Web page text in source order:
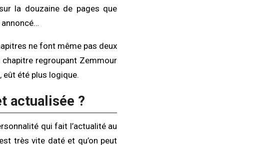
la douzaine de pages que
ne font même pas deux
chapitre regroupant Zemmour
été plus logique.
actualisée ?
qui fait l’actualité au
très vite daté et qu’on peut